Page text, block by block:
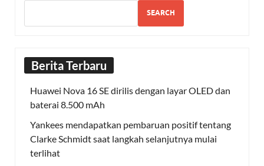
SEARCH
Berita Terbaru
Huawei Nova 16 SE dirilis dengan layar OLED dan
baterai 8.500 mAh
Yankees mendapatkan pembaruan positif tentang
Clarke Schmidt saat langkah selanjutnya mulai
terlihat